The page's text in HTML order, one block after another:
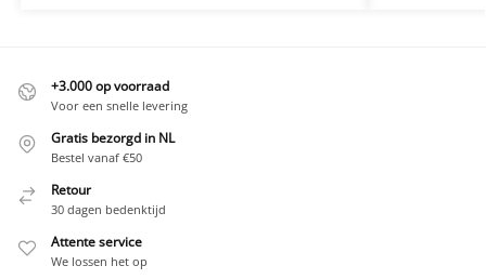
+3.000 op voorraad
Voor een snelle levering
Gratis bezorgd in NL
Bestel vanaf €50
Retour
30 dagen bedenktijd
Attente service
We lossen het op